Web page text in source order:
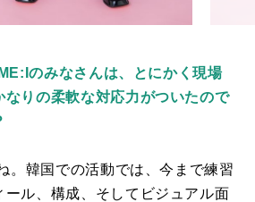
のみなさんは、とにかく現場
なりの柔軟な対応力がついたので
。韓国での活動では、今まで練習
ール、構成、そしてビジュアル面